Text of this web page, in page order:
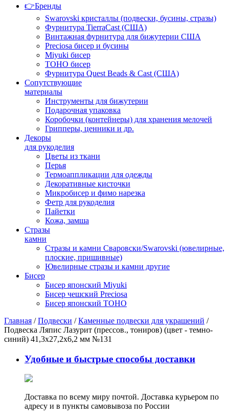
👉Бренды
Swarovski кристаллы (подвески, бусины, стразы)
Фурнитура TierraCast (США)
Винтажная фурнитура для бижутерии США
Preciosa бисер и бусины
Miyuki бисер
TOHO бисер
Фурнитура Quest Beads & Cast (США)
Сопутствующие
материалы
Инструменты для бижутерии
Подарочная упаковка
Коробочки (контейнеры) для хранения мелочей
Грипперы, ценники и др.
Декоры
для рукоделия
Цветы из ткани
Перья
Термоаппликации для одежды
Декоративные кисточки
Микробисер и фимо нарезка
Фетр для рукоделия
Пайетки
Кожа, замша
Стразы
камни
Стразы и камни Сваровски/Swarovski (ювелирные,
плоские, пришивные)
Ювелирные стразы и камни другие
Бисер
Бисер японский Miyuki
Бисер чешский Preciosa
Бисер японский TOHO
Главная /Подвески /Каменные подвески для украшений /
Подвеска Ляпис Лазурит (прессов., тониров) (цвет - темно-
синий) 41,3х27,2х6,2 мм №131
Удобные и быстрые способы доставки
Доставка по всему миру почтой. Доставка курьером по
адресу и в пункты самовывоза по России